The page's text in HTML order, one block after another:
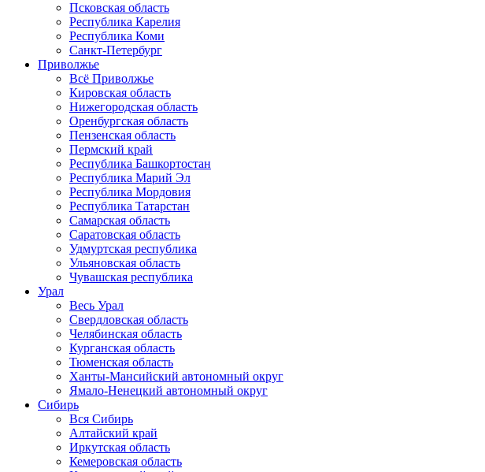
Псковская область
Республика Карелия
Республика Коми
Санкт-Петербург
Приволжье
Всё Приволжье
Кировская область
Нижегородская область
Оренбургская область
Пензенская область
Пермский край
Республика Башкортостан
Республика Марий Эл
Республика Мордовия
Республика Татарстан
Самарская область
Саратовская область
Удмуртская республика
Ульяновская область
Чувашская республика
Урал
Весь Урал
Свердловская область
Челябинская область
Курганская область
Тюменская область
Ханты-Мансийский автономный округ
Ямало-Ненецкий автономный округ
Сибирь
Вся Сибирь
Алтайский край
Иркутская область
Кемеровская область